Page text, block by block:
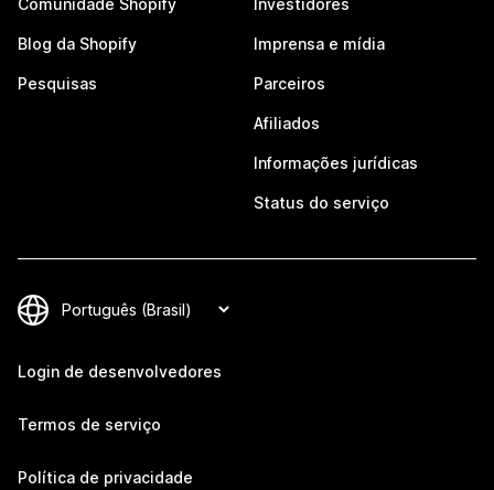
Comunidade Shopify
Blog da Shopify
Pesquisas
Investidores
Imprensa e mídia
Parceiros
Afiliados
Informações jurídicas
Status do serviço
Login de desenvolvedores
Termos de serviço
Política de privacidade